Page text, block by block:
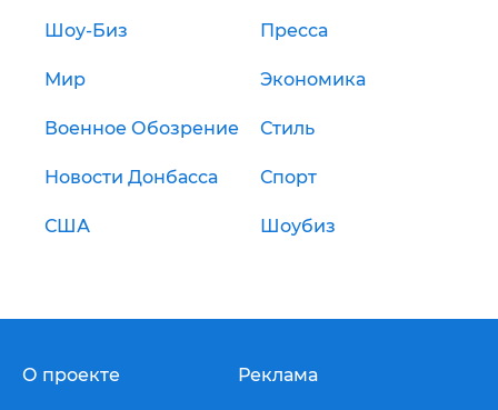
Шоу-Биз Пресса
Мир Экономика
Военное Обозрение Стиль
Новости Донбасса Спорт
США Шоубиз
О проекте Реклама